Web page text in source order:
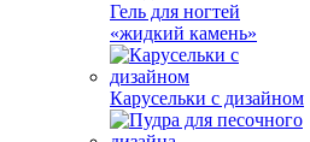
Гель для ногтей
«жидкий камень»
Карусельки с дизайном